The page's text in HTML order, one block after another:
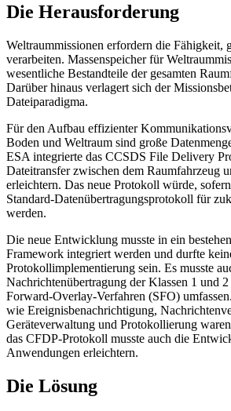
Die Herausforderung
Weltraummissionen erfordern die Fähigkeit,
verarbeiten. Massenspeicher für
wesentliche Bestandteile der gesamten
Darüber hinaus verlagert sich der
Dateiparadigma.
Für den Aufbau effizienter
Boden und Weltraum sind große
ESA integrierte das CCSDS File Delivery
Dateitransfer zwischen dem Raumfahrzeug
erleichtern. Das neue Protokoll würde,
Standard-Datenübertragungsprotokoll für
werden.
Die neue Entwicklung musste in ein
Framework integriert werden und durfte
Protokollimplementierung sein. Es musste
Nachrichtenübertragung der Klassen 1 und
Forward-Overlay-Verfahren (SFO)
wie Ereignisbenachrichtigung,
Geräteverwaltung und Protokollierung
das CFDP-Protokoll musste auch die
Anwendungen erleichtern.
Die Lösung